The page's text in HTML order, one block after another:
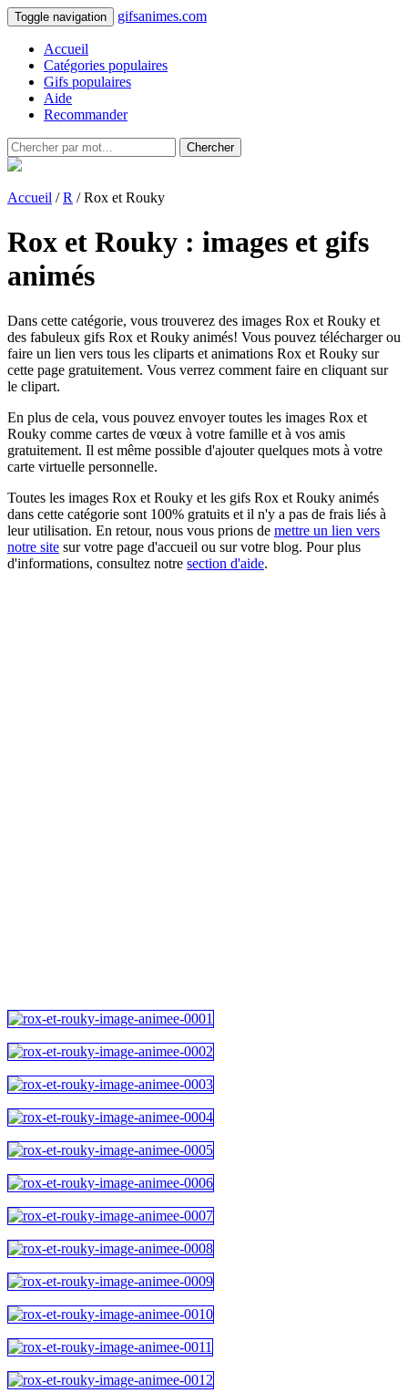
Toggle navigation gifsanimes.com
Accueil
Catégories populaires
Gifs populaires
Aide
Recommander
Chercher
Accueil /R / Rox et Rouky
Rox et Rouky : images et gifs
animés
Dans cette catégorie, vous trouverez des images Rox et Rouky et
des fabuleux gifs Rox et Rouky animés! Vous pouvez télécharger ou
faire un lien vers tous les cliparts et animations Rox et Rouky sur
cette page gratuitement. Vous verrez comment faire en cliquant sur
le clipart.
En plus de cela, vous pouvez envoyer toutes les images Rox et
Rouky comme cartes de vœux à votre famille et à vos amis
gratuitement. Il est même possible d'ajouter quelques mots à votre
carte virtuelle personnelle.
Toutes les images Rox et Rouky et les gifs Rox et Rouky animés
dans cette catégorie sont 100% gratuits et il n'y a pas de frais liés à
leur utilisation. En retour, nous vous prions de mettre un lien vers
notre site sur votre page d'accueil ou sur votre blog. Pour plus
d'informations, consultez notre section d'aide.